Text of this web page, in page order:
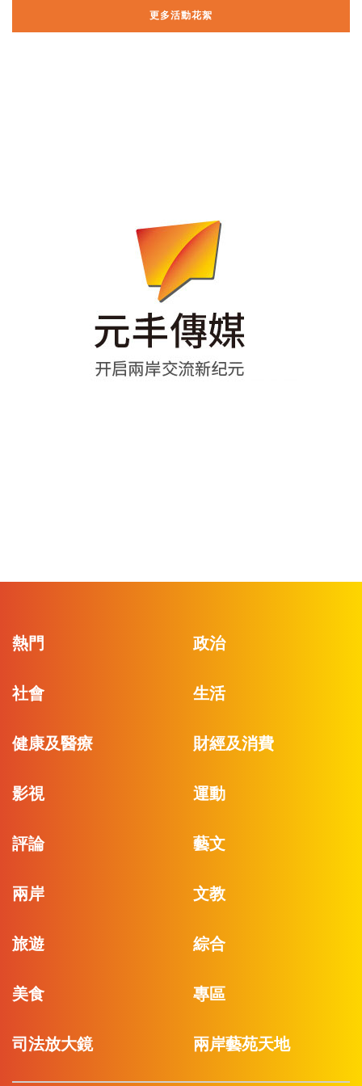
更多活動花絮
熱門 政治
社會 生活
健康及醫療 財經及消費
影視 運動
評論 藝文
兩岸 文教
旅遊 綜合
美食 專區
司法放大鏡 兩岸藝苑天地